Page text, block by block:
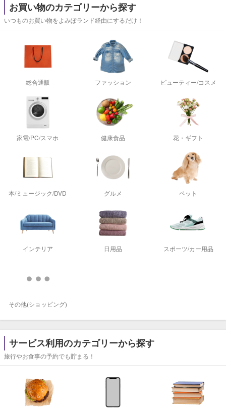
お買い物のカテゴリーから探す
いつものお買い物をよみぽランド経由にするだけ！
総合通販 ファッション ビューティー/コスメ
家電/PC/スマホ 健康食品 花・ギフト
本/ミュージック/DVD グルメ ペット
インテリア 日用品 スポーツ/カー用品
その他(ショッピング)
サービス利用のカテゴリーから探す
旅行やお食事の予約でも貯まる！